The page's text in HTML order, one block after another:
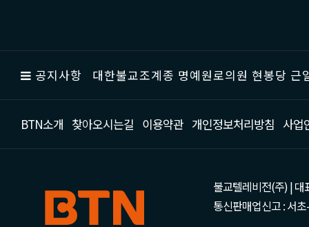
공지사항 대한불교조계종 명예원로의원 현봉당
BTN소개 찾아오시는길 이용약관 개인정보처리방침 사업
불교텔레비전(주) | 대
통신판매업신고 : 서